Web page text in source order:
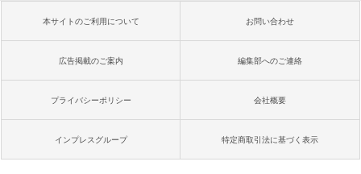
本サイトのご利用について お問い合わせ
広告掲載のご案内 編集部へのご連絡
プライバシーポリシー 会社概要
インプレスグループ 特定商取引法に基づく表示